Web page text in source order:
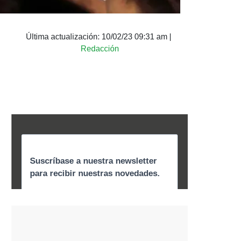
Última actualización: 10/02/23 09:31 am
Redacción